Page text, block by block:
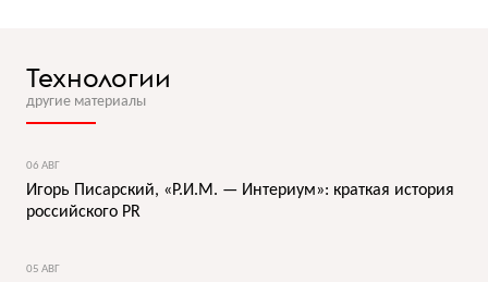
Технологии
другие материалы
06 АВГ
Игорь Писарский, «Р.И.М. — Интериум»: краткая история
российского PR
05 АВГ